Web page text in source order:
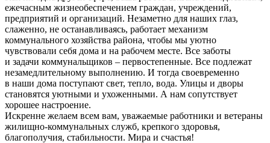
ежечасным жизнеобеспечением граждан, учреждений,
предприятий и организаций. Незаметно для наших глаз,
слаженно, не останавливаясь, работает механизм
коммунального хозяйства района, чтобы мы уютно
чувствовали себя дома и на рабочем месте. Все заботы
и задачи коммунальщиков – первостепенные. Все подлежат
незамедлительному выполнению. И тогда своевременно
в наши дома поступают свет, тепло, вода. Улицы и дворы
становятся уютными и ухоженными. А нам сопутствует
хорошее настроение.
Искренне желаем всем вам, уважаемые работники и ветераны
жилищно-коммунальных служб, крепкого здоровья,
благополучия, стабильности. Мира и счастья!